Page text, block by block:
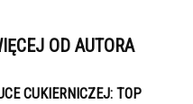
OD AUTORA
CUKIERNICZEJ: TOP